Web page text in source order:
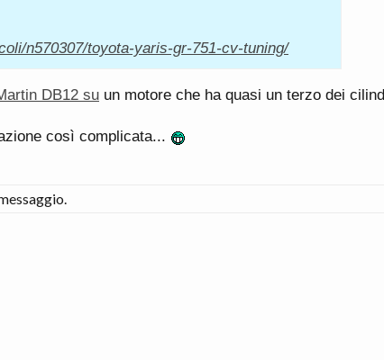
n570307/toyota-yaris-gr-751-cv-tuning/
DB12 su un motore che ha quasi un terzo dei
così complicata...